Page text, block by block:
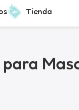
Tienda
para